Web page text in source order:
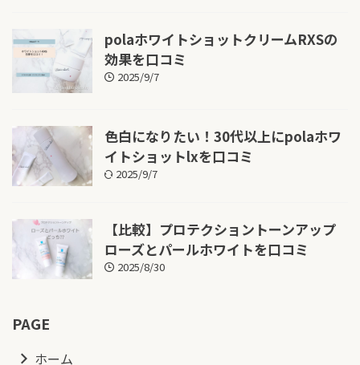
polaホワイトショットクリームRXSの
効果を口コミ
2025/9/7
色白になりたい！30代以上にpolaホワ
イトショットlxを口コミ
2025/9/7
【比較】プロテクショントーンアップ
ローズとパールホワイトを口コミ
2025/8/30
PAGE
ホーム